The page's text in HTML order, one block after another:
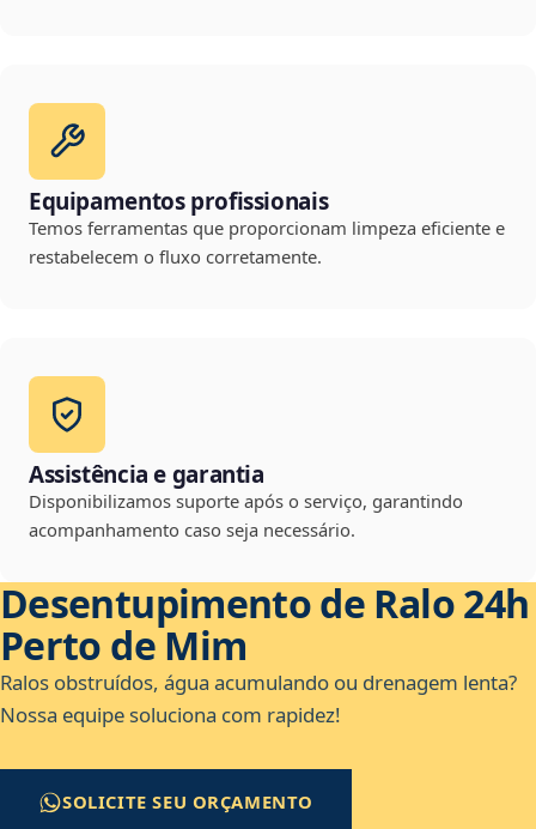
Equipamentos profissionais
Temos ferramentas que proporcionam limpeza eficiente e
restabelecem o fluxo corretamente.
Assistência e garantia
Disponibilizamos suporte após o serviço, garantindo
acompanhamento caso seja necessário.
Desentupimento de Ralo 24h
Perto de Mim
Ralos obstruídos, água acumulando ou drenagem lenta?
Nossa equipe soluciona com rapidez!
SOLICITE SEU ORÇAMENTO